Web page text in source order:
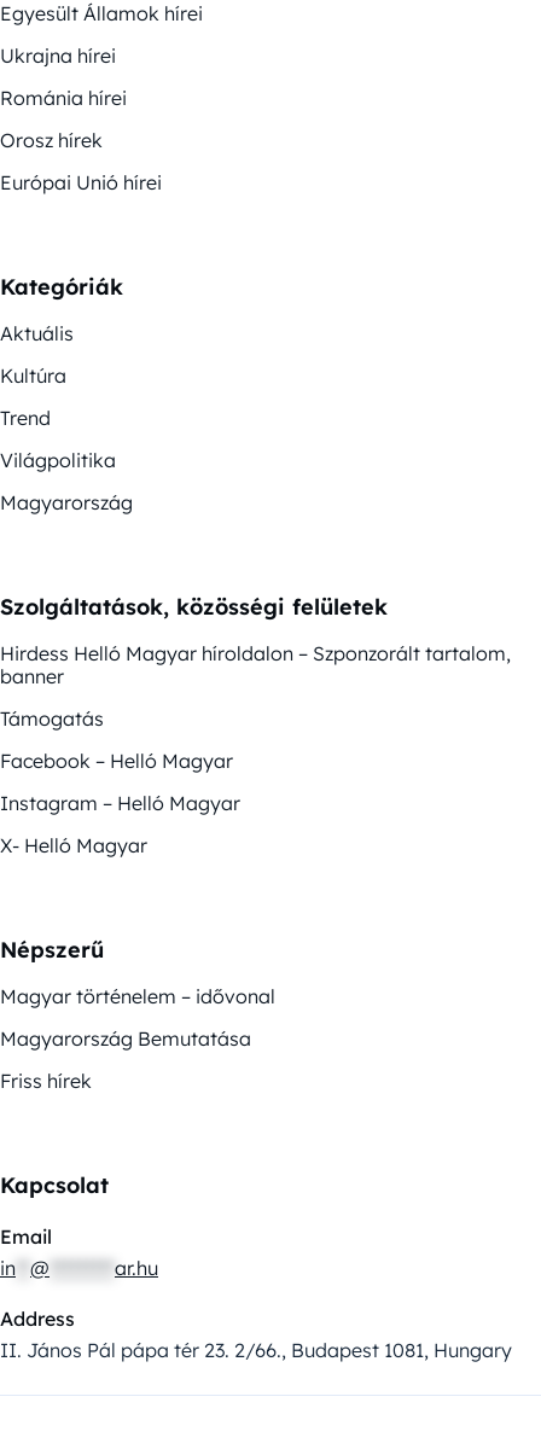
Egyesült Államok hírei
Ukrajna hírei
Románia hírei
Orosz hírek
Európai Unió hírei
Kategóriák
Aktuális
Kultúra
Trend
Világpolitika
Magyarország
Szolgáltatások, közösségi felületek
Hirdess Helló Magyar híroldalon – Szponzorált tartalom,
banner
Támogatás
Facebook – Helló Magyar
Instagram – Helló Magyar
X- Helló Magyar
Népszerű
Magyar történelem – idővonal
Magyarország Bemutatása
Friss hírek
Kapcsolat
Email
in @ ar.hu
Address
II. János Pál pápa tér 23. 2/66., Budapest 1081, Hungary